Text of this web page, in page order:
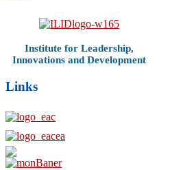
Institute for Leadership,
Innovations and Development
Links